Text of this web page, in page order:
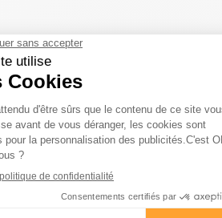
vertraulich behandelt. Insbesondere